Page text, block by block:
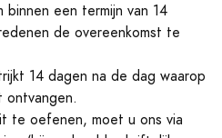
een termijn van 14
de overeenkomst te
14 dagen na de dag waarop
te oefenen, moet u ons via